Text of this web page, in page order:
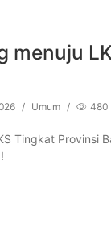
menuju
/ Umum / 480
Tingkat Provinsi